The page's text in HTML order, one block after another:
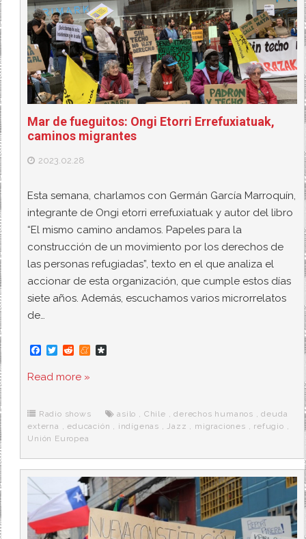
Mar de fueguitos: Ongi Etorri Errefuxiatuak,
caminos migrantes
2023.02.28
Esta semana, charlamos con Germán García Marroquín,
integrante de Ongi etorri errefuxiatuak y autor del libro
“El mismo camino andamos. Papeles para la
construcción de un movimiento por los derechos de
las personas refugiadas”, texto en el que analiza el
accionar de esta organización, que cumple estos días
siete años. Además, escuchamos varios microrrelatos
de…
F
e
o
k
T
t
r
R
d
M
e
r
a
Read more »
Radio shows asilo , Chile ,derechos humanos ,deuda
externa ,educación , indígenas ,Jazz , migraciones , refugio ,
Unión Europea